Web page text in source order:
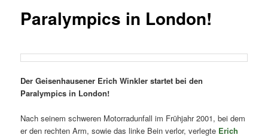
Paralympics in London!
Der Geisenhausener Erich Winkler startet bei den
Paralympics in London!
Nach seinem schweren Motorradunfall im Frühjahr 2001, bei dem
er den rechten Arm, sowie das linke Bein verlor, verlegte Erich